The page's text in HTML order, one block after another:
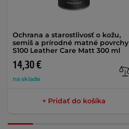
Ochrana a starostlivosť o kožu,
semiš a prírodné matné povrchy
S100 Leather Care Matt 300 ml
14,30 €
na sklade
+ Pridať do košíka